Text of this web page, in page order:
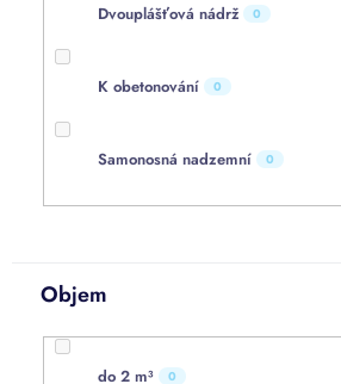
Dvouplášťová nádrž 0
K obetonování 0
Samonosná nadzemní 0
Objem
do 2 m³ 0